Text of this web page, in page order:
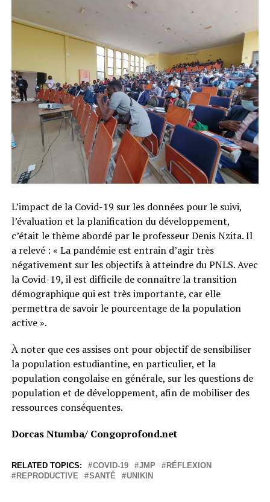
L’impact de la Covid-19 sur les données pour le suivi,
l’évaluation et la planification du développement,
c’était le thème abordé par le professeur Denis Nzita. Il
a relevé : « La pandémie est entrain d’agir très
négativement sur les objectifs à atteindre du PNLS. Avec
la Covid-19, il est difficile de connaître la transition
démographique qui est très importante, car elle
permettra de savoir le pourcentage de la population
active ».
À noter que ces assises ont pour objectif de sensibiliser
la population estudiantine, en particulier, et la
population congolaise en générale, sur les questions de
population et de développement, afin de mobiliser des
ressources conséquentes.
Dorcas Ntumba/ Congoprofond.net
RELATED TOPICS: COVID-19 JMP
RÉFLEXION
REPRODUCTIVE
SANTÉ UNIKIN